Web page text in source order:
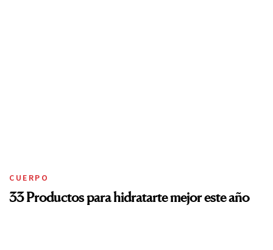
CUERPO
33 Productos para hidratarte mejor este año